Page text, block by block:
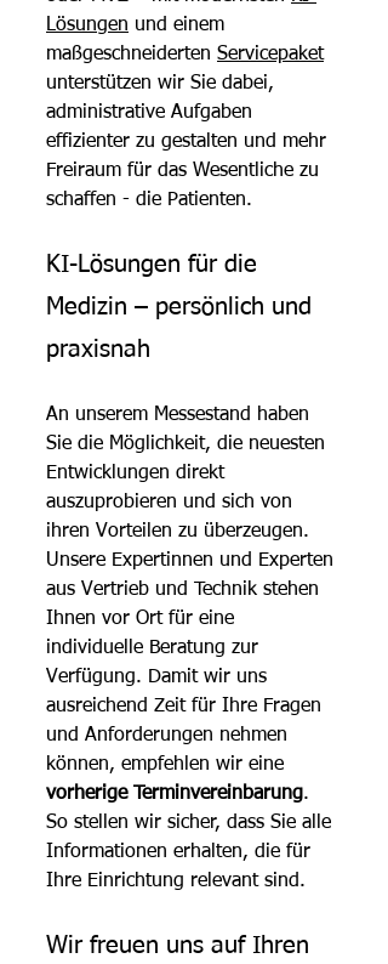
Lösungen und einem
maßgeschneiderten Servicepaket
unterstützen wir Sie dabei,
administrative Aufgaben
effizienter zu gestalten und mehr
Freiraum für das Wesentliche zu
schaffen - die Patienten.
KI-Lösungen für die
Medizin – persönlich und
praxisnah
An unserem Messestand haben
Sie die Möglichkeit, die neuesten
Entwicklungen direkt
auszuprobieren und sich von
ihren Vorteilen zu überzeugen.
Unsere Expertinnen und Experten
aus Vertrieb und Technik stehen
Ihnen vor Ort für eine
individuelle Beratung zur
Verfügung. Damit wir uns
ausreichend Zeit für Ihre Fragen
und Anforderungen nehmen
können, empfehlen wir eine
vorherige Terminvereinbarung.
So stellen wir sicher, dass Sie alle
Informationen erhalten, die für
Ihre Einrichtung relevant sind.
Wir freuen uns auf Ihren